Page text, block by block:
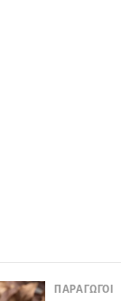
ΠΑΡΑΓΩΓΟΙ